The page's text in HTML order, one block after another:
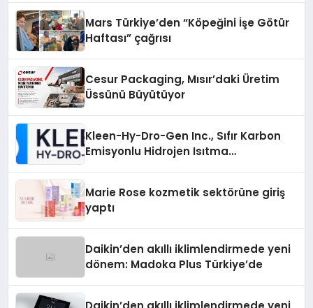
Mars Türkiye’den “Köpeğini İşe Götür
Haftası” çağrısı
Cesur Packaging, Mısır’daki Üretim
Üssünü Büyütüyor
Kleen-Hy-Dro-Gen Inc., Sıfır Karbon
Emisyonlu Hidrojen Isıtma
Marie Rose kozmetik sektörüne giriş
yaptı
Daikin’den akıllı iklimlendirmede yeni
dönem: Madoka Plus Türkiye’de